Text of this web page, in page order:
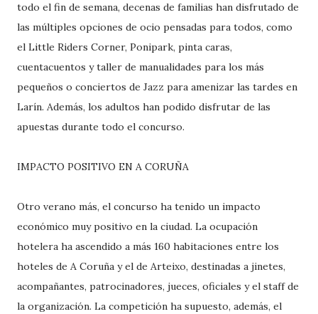
todo el fin de semana, decenas de familias han disfrutado de
las múltiples opciones de ocio pensadas para todos, como
el Little Riders Corner, Ponipark, pinta caras,
cuentacuentos y taller de manualidades para los más
pequeños o conciertos de Jazz para amenizar las tardes en
Larín. Además, los adultos han podido disfrutar de las
apuestas durante todo el concurso.
IMPACTO POSITIVO EN A CORUÑA
Otro verano más, el concurso ha tenido un impacto
económico muy positivo en la ciudad. La ocupación
hotelera ha ascendido a más 160 habitaciones entre los
hoteles de A Coruña y el de Arteixo, destinadas a jinetes,
acompañantes, patrocinadores, jueces, oficiales y el staff de
la organización. La competición ha supuesto, además, el